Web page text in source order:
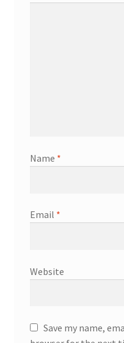
Name *
Email *
Website
Save my name,